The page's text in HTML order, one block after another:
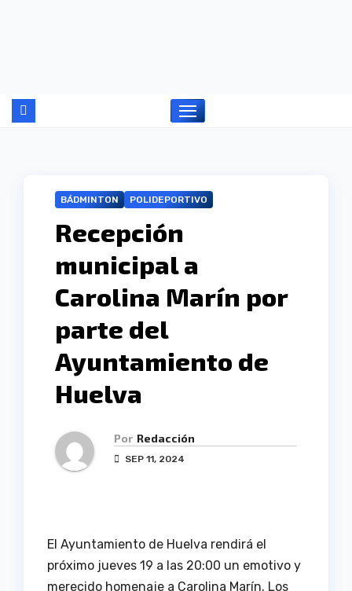
BÁDMINTON POLIDEPORTIVO
Recepción
municipal a
Carolina Marín por
parte del
Ayuntamiento de
Huelva
Por Redacción
SEP 11, 2024
El Ayuntamiento de Huelva rendirá el
próximo jueves 19 a las 20:00 un emotivo y
merecido homenaje a Carolina Marín. Los